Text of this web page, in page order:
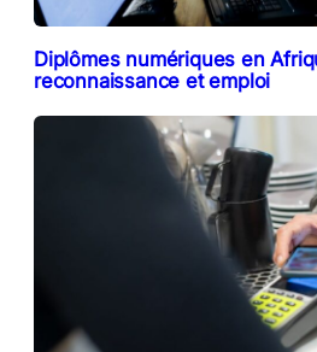
Diplômes numériques en
reconnaissance et emploi